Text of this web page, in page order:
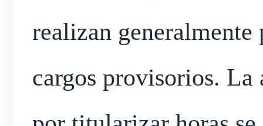
realizan
cargos provisorios. La